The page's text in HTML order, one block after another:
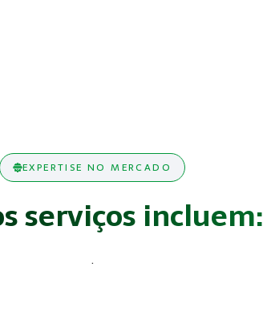
EXPERTISE NO MERCADO
serviços incluem:
.